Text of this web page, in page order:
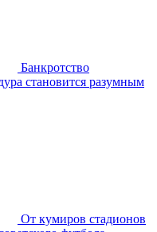
Банкротство
становится разумным
От кумиров стадионов